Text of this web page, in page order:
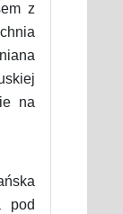
z
na
pod